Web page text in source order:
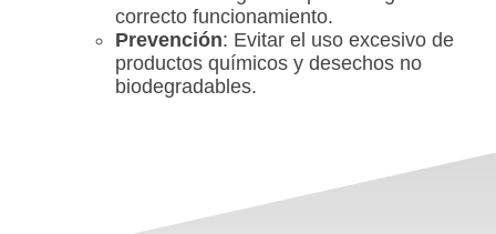
correcto funcionamiento.
Prevención: Evitar el uso excesivo de
productos químicos y desechos no
biodegradables.